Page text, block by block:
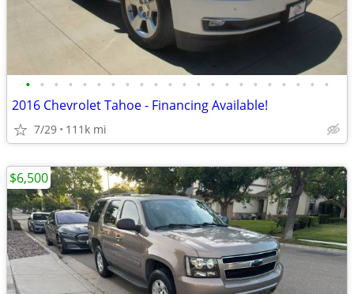
• • • • • • • • • • • • • • • • • • • • • •
2016 Chevrolet Tahoe - Financing Available!
7/29 111k mi
$6,500